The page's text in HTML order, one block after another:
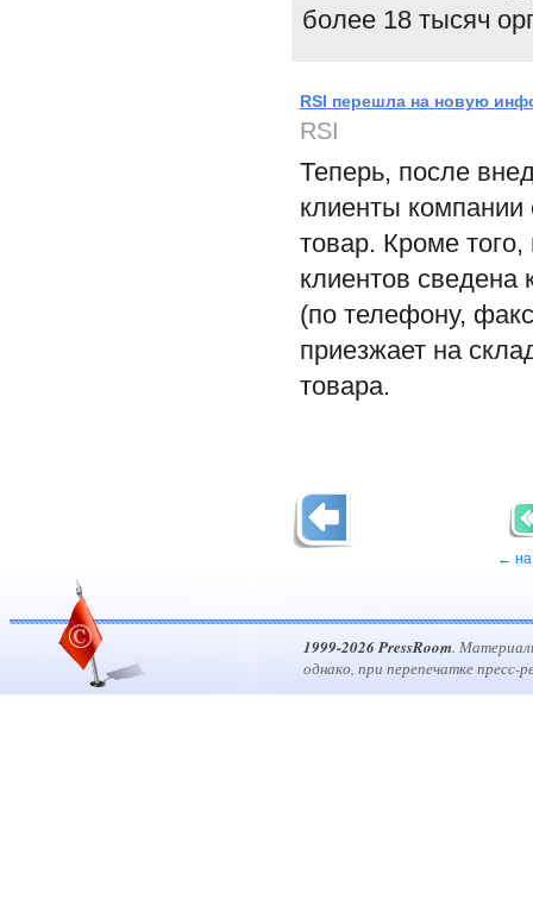
более 18 тысяч
RSI перешла на новую
RSI
Теперь, после
клиенты компании
товар. Кроме
клиентов сведена
(по телефону,
приезжает на
товара.
← на
1999-2026 PressRoom.
однако, при перепечатке пресс-